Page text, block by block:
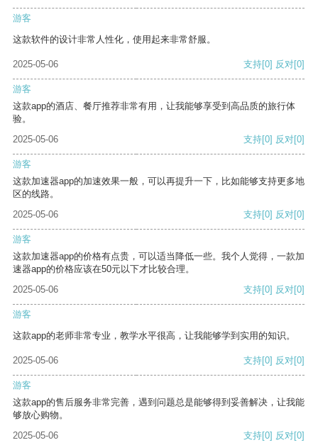
游客
这款软件的设计非常人性化，使用起来非常舒服。
2025-05-06 支持[0] 反对[0]
游客
这款app的酒店、餐厅推荐非常有用，让我能够享受到高品质的旅行体
验。
2025-05-06
支持[0] 反对[0]
游客
这款加速器app的加速效果一般，可以再提升一下，比如能够支持更多地
区的线路。
2025-05-06
支持[0] 反对[0]
游客
这款加速器app的价格有点贵，可以适当降低一些。我个人觉得，一款加
速器app的价格应该在50元以下才比较合理。
2025-05-06
支持[0] 反对[0]
游客
这款app的老师非常专业，教学水平很高，让我能够学到实用的知识。
2025-05-06 支持[0] 反对[0]
游客
这款app的售后服务非常完善，遇到问题总是能够得到妥善解决，让我能
够放心购物。
2025-05-06
支持[0] 反对[0]